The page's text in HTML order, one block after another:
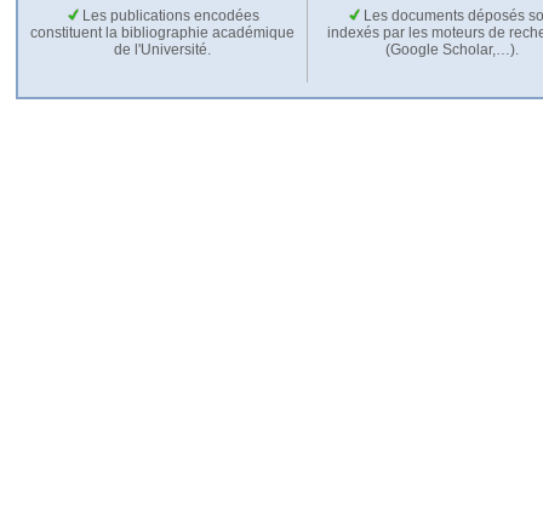
Les publications encodées
constituent la bibliographie académique
de l'Université.
Les documents déposés
indexés par les moteurs de
(Google Scholar,…).